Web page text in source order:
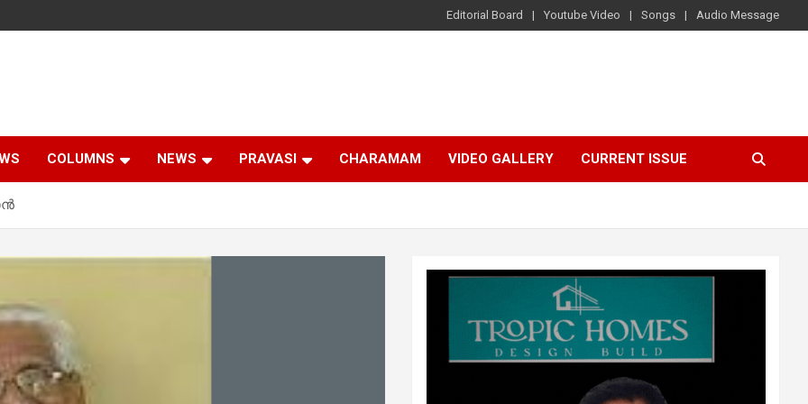
Editorial Board Youtube Video Songs Audio Message
COLUMNS NEWS PRAVASI CHARAMAM VIDEO GALLERY CURRENT ISSUE